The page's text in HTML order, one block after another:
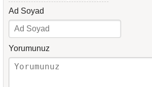
Ad Soyad
Yorumunuz